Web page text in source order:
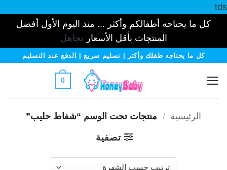
tds
كل ما يحتاجه أطفالكم وأكثر ... منذ اليوم الأول أفضل
المنتجات بأقل الأسعارتجاهل
تخطيكل ما يحتاجه طفلك وأكثر | تسليم سريع | الدفع عند التسليم
0
الرئيسية / منتجات تحت الوسم “شفاط حليب”
تصفية